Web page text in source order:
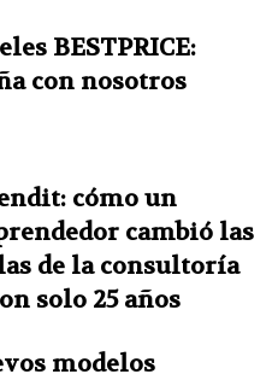
BESTPRICE:
con nosotros
cómo un
cambió las
de la consultoría
solo 25 años
modelos